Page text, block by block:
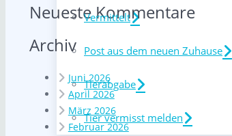
Vermittelt
Post aus dem neuen Zuhause
Tierabgabe
Tier vermisst melden
Neueste Kommentare
Archiv
Juni 2026
April 2026
März 2026
Februar 2026